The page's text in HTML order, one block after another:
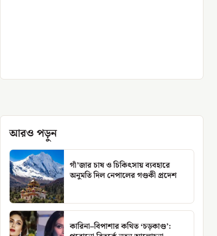
আরও পড়ুন
গাঁ’জার চাষ ও চিকিৎসায় ব্যবহারে
অনুমতি দিল নেপালের গণ্ডকী প্রদেশ
কারিনা–বিপাশার কথিত ‘চড়কাণ্ড’: